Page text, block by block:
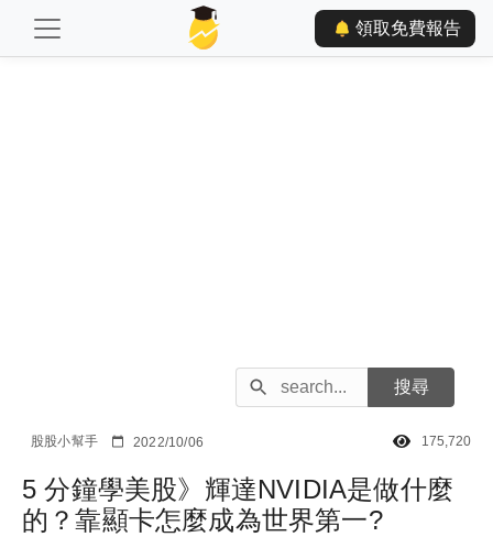
領取免費報告
股股小幫手 2022/10/06 175,720
5 分鐘學美股》輝達NVIDIA是做什麼
的？靠顯卡怎麼成為世界第一?